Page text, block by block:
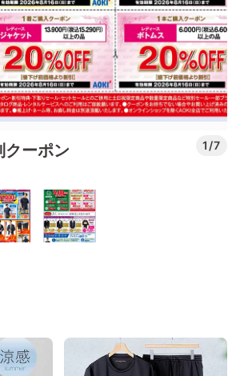
クーポン 1/7